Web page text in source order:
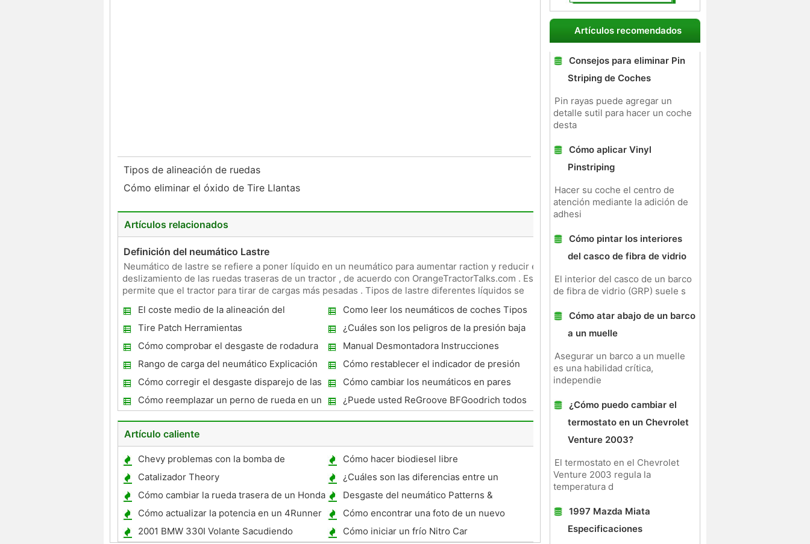
Tipos de alineación de ruedas
Cómo eliminar el óxido de Tire Llantas
Artículos relacionados
Definición del neumático Lastre
Neumático de lastre se refiere a poner líquido en un neumático para aumentar raction y reducir el
deslizamiento de las ruedas traseras de un tractor , de acuerdo con OrangeTractorTalks.com . Esto
permite que el tractor para tirar de cargas más pesadas . Tipos de lastre diferentes líquidos se
El coste medio de la alineación del
neumático
Como leer los neumáticos de coches Tipos
Tire Patch Herramientas
¿Cuáles son los peligros de la presión baja
de la llanta?
Cómo comprobar el desgaste de rodadura
en un neumático en un Jeep Grand
Cherokee
Manual Desmontadora Instrucciones
Rango de carga del neumático Explicación
Cómo restablecer el indicador de presión
de los neumáticos en un Chevy Impala 2007
Cómo corregir el desgaste disparejo de las
llantas Volver
Cómo cambiar los neumáticos en pares
Cómo reemplazar un perno de rueda en un
Dodge Intrepid
¿Puede usted ReGroove BFGoodrich todos
los terrenos?
Artículo caliente
Chevy problemas con la bomba de
combustible
Cómo hacer biodiesel libre
Catalizador Theory
¿Cuáles son las diferencias entre un
deporte Dodge y un no-Sport?
Cómo cambiar la rueda trasera de un Honda
Accord
Desgaste del neumático Patterns &
Meanings
Cómo actualizar la potencia en un 4Runner
2007
Cómo encontrar una foto de un nuevo
Camaro
2001 BMW 330I Volante Sacudiendo
Cómo iniciar un frío Nitro Car
Artículos recomendados
Consejos para eliminar Pin
Striping de Coches
Pin rayas puede agregar un
detalle sutil para hacer un coche
desta
Cómo aplicar Vinyl
Pinstriping
Hacer su coche el centro de
atención mediante la adición de
adhesi
Cómo pintar los interiores
del casco de fibra de vidrio
El interior del casco de un barco
de fibra de vidrio (GRP) suele s
Cómo atar abajo de un barco
a un muelle
Asegurar un barco a un muelle
es una habilidad crítica,
independie
¿Cómo puedo cambiar el
termostato en un Chevrolet
Venture 2003?
El termostato en el Chevrolet
Venture 2003 regula la
temperatura d
1997 Mazda Miata
Especificaciones